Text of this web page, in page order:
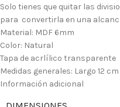
Solo tienes que quitar las
para convertirla en una
Material: MDF 6mm
Color: Natural
Tapa de acrlílico transparente
Medidas generales: Largo 12
Información adicional